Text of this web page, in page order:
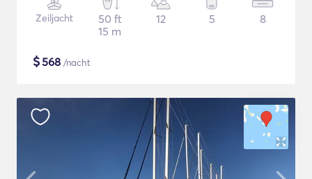
Zeiljacht
50 ft
15 m
12 5 8
$568 /nacht